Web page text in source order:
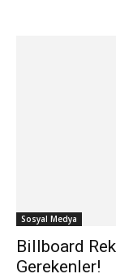
Sosyal Medya
Billboard
Gerekenler!